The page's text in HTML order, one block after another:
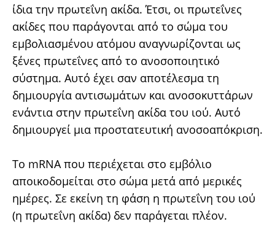
ίδια την πρωτεΐνη ακίδα. Έτσι, οι πρωτεΐνες
ακίδες που παράγονται από το σώμα του
εμβολιασμένου ατόμου αναγνωρίζονται ως
ξένες πρωτεΐνες από το ανοσοποιητικό
σύστημα. Αυτό έχει σαν αποτέλεσμα τη
δημιουργία αντισωμάτων και ανοσοκυττάρων
ενάντια στην πρωτεΐνη ακίδα του ιού. Αυτό
δημιουργεί μια προστατευτική ανοσοαπόκριση.
Το mRNA που περιέχεται στο εμβόλιο
αποικοδομείται στο σώμα μετά από μερικές
ημέρες. Σε εκείνη τη φάση η πρωτεΐνη του ιού
(η πρωτεΐνη ακίδα) δεν παράγεται πλέον.